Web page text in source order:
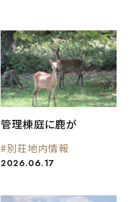
管理棟庭に鹿が
#別荘地内情報
2026.06.17